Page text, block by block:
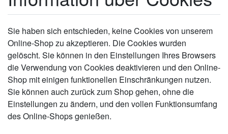
Sie haben sich entschieden, keine Cookies von unserem
Online-Shop zu akzeptieren. Die Cookies wurden
gelöscht. Sie können in den Einstellungen Ihres Browsers
die Verwendung von Cookies deaktivieren und den Online-
Shop mit einigen funktionellen Einschränkungen nutzen.
Sie können auch zurück zum Shop gehen, ohne die
Einstellungen zu ändern, und den vollen Funktionsumfang
des Online-Shops genießen.